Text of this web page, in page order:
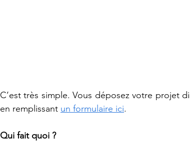
C’est très simple. Vous déposez votre projet
en remplissant un formulaire ici.
Qui fait quoi ?